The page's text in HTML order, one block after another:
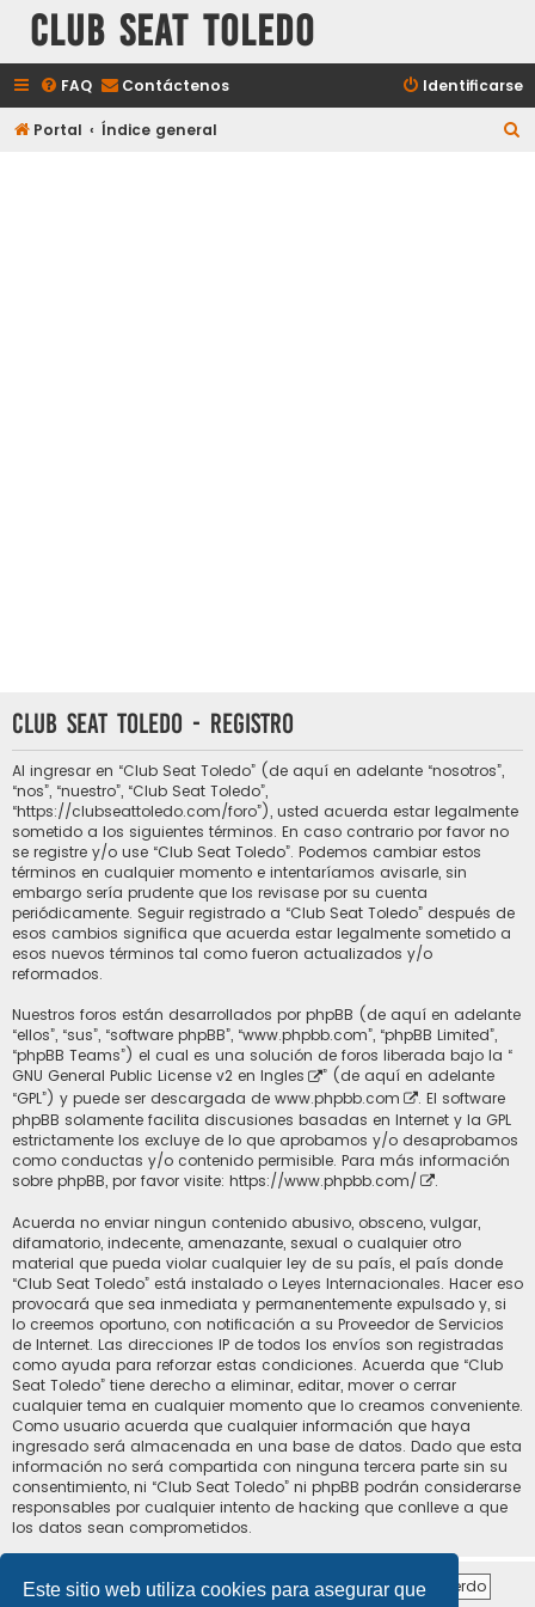
Este sitio web utiliza cookies para asegurar que
Club Seat Toledo
FAQ Contáctenos Identificarse
Portal Índice general
Club Seat Toledo - Registro
Al ingresar en “Club Seat Toledo” (de aquí en adelante “nosotros”,
“nos”, “nuestro”, “Club Seat Toledo”,
“https://clubseattoledo.com/foro”), usted acuerda estar legalmente
sometido a los siguientes términos. En caso contrario por favor no
se registre y/o use “Club Seat Toledo”. Podemos cambiar estos
términos en cualquier momento e intentaríamos avisarle, sin
embargo sería prudente que los revisase por su cuenta
periódicamente. Seguir registrado a “Club Seat Toledo” después de
esos cambios significa que acuerda estar legalmente sometido a
esos nuevos términos tal como fueron actualizados y/o
reformados.
Nuestros foros están desarrollados por phpBB (de aquí en adelante
“ellos”, “sus”, “software phpBB”, “www.phpbb.com”, “phpBB Limited”,
“phpBB Teams”) el cual es una solución de foros liberada bajo la “
GNU General Public License v2 en Ingles
” (de aquí en adelante
“GPL”) y puede ser descargada de www.phpbb.com
. El software
phpBB solamente facilita discusiones basadas en Internet y la GPL
estrictamente los excluye de lo que aprobamos y/o desaprobamos
como conductas y/o contenido permisible. Para más información
sobre phpBB, por favor visite: https://www.phpbb.com/ .
Acuerda no enviar ningun contenido abusivo, obsceno, vulgar,
difamatorio, indecente, amenazante, sexual o cualquier otro
material que pueda violar cualquier ley de su país, el país donde
“Club Seat Toledo” está instalado o Leyes Internacionales. Hacer eso
provocará que sea inmediata y permanentemente expulsado y, si
lo creemos oportuno, con notificación a su Proveedor de Servicios
de Internet. Las direcciones IP de todos los envíos son registradas
como ayuda para reforzar estas condiciones. Acuerda que “Club
Seat Toledo” tiene derecho a eliminar, editar, mover o cerrar
cualquier tema en cualquier momento que lo creamos conveniente.
Como usuario acuerda que cualquier información que haya
ingresado será almacenada en una base de datos. Dado que esta
información no será compartida con ninguna tercera parte sin su
consentimiento, ni “Club Seat Toledo” ni phpBB podrán considerarse
responsables por cualquier intento de hacking que conlleve a que
los datos sean comprometidos.